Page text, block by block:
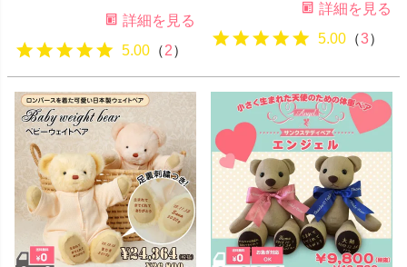
詳細を見る
5.00 （2）
詳細を見る
5.00 （3）